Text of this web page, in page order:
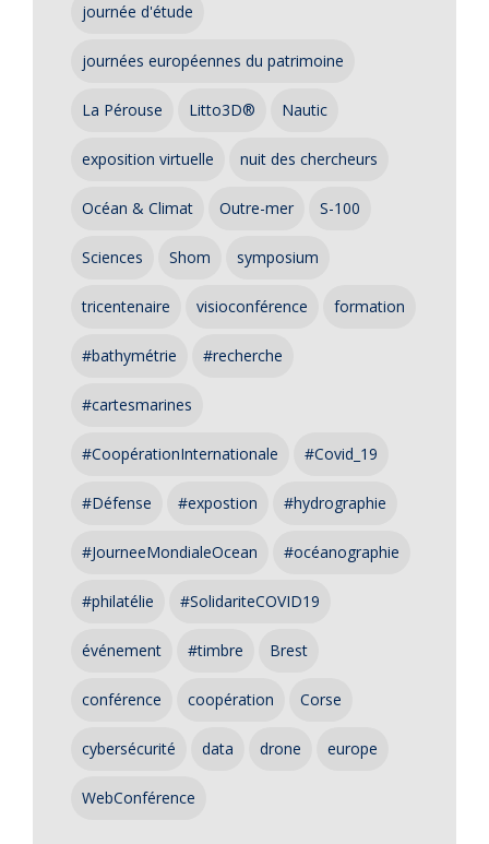
journée d'étude
journées européennes du patrimoine
La Pérouse Litto3D® Nautic
exposition virtuelle nuit des chercheurs
Océan & Climat Outre-mer S-100
Sciences Shom symposium
tricentenaire visioconférence formation
#bathymétrie #recherche
#cartesmarines
#CoopérationInternationale #Covid_19
#Défense #expostion #hydrographie
#JourneeMondialeOcean #océanographie
#philatélie #SolidariteCOVID19
événement #timbre Brest
conférence coopération Corse
cybersécurité data drone europe
WebConférence